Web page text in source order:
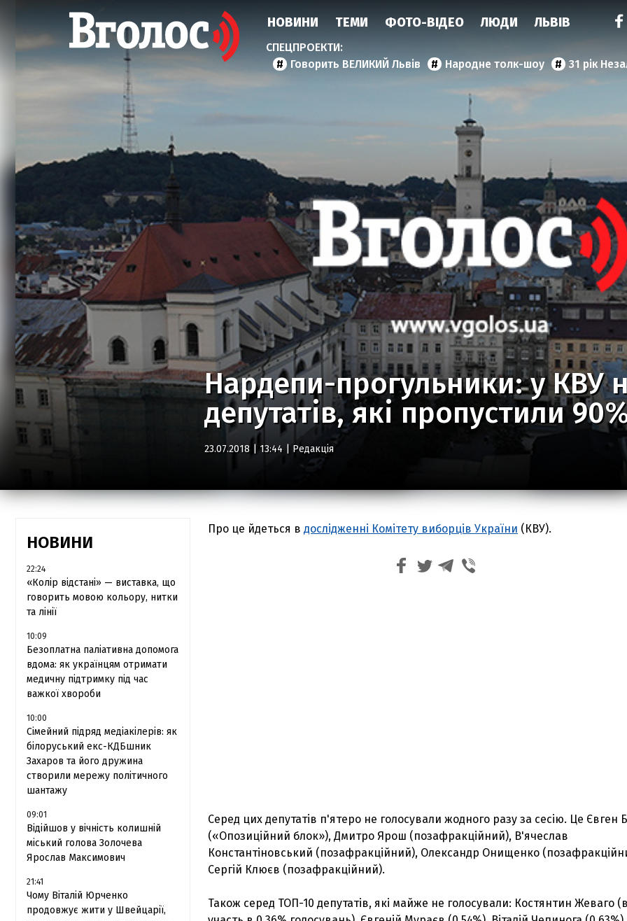
НОВИНИ ТЕМИ ФОТО-ВІДЕО ЛЮДИ ЛЬВІВ
Говорить ВЕЛИКИЙ Львів Народне толк-шоу 31 рік
Нардепи-прогульники: у КВУ
депутатів, які пропустили
23.07.2018 | 13:44 | Редакція
НОВИНИ
22:24
«Колір відстані» — виставка, що
говорить мовою кольору, нитки
та лінії
10:09
Безоплатна паліативна допомога
вдома: як українцям отримати
медичну підтримку під час
важкої хвороби
10:00
Сімейний підряд медіакілерів: як
білоруський екс-КДБшник
Захаров та його дружина
створили мережу політичного
шантажу
09:01
Відійшов у вічність колишній
міський голова Золочева
Ярослав Максимович
21:41
Чому Віталій Юрченко
продовжує жити у Швейцарії,
Про це йдеться в дослідженні Комітету виборців України (КВУ).
Серед цих депутатів п'ятеро не голосували жодного разу за сесію. Це Євген
(«Опозиційний блок»), Дмитро Ярош (позафракційний), В'ячеслав
Константіновський (позафракційний), Олександр Онищенко
Сергій Клюєв (позафракційний).
Також серед ТОП-10 депутатів, які майже не голосували: Костянтин Жеваго